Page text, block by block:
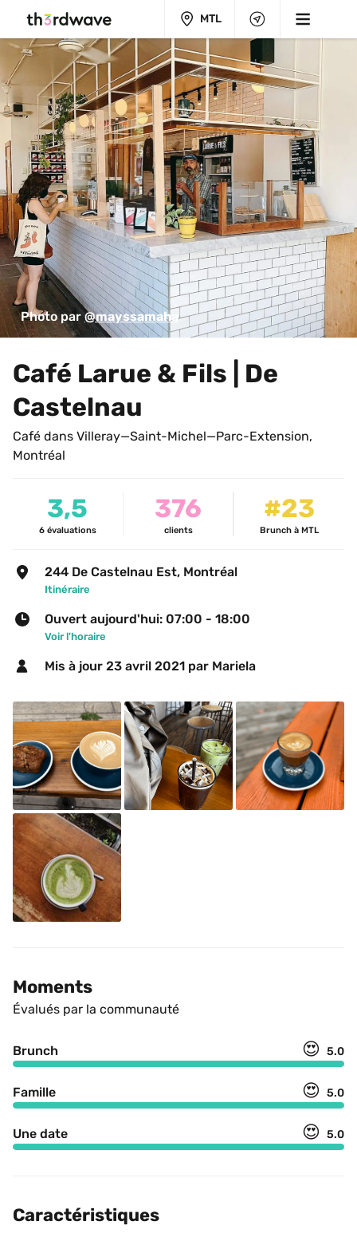
MTL
Photo par @mayssamaha
Café Larue & Fils | De
Castelnau
Café dans Villeray—Saint-Michel—Parc-Extension,
Montréal
3,5
6 évaluations
376
clients
#23
Brunch à MTL
244 De Castelnau Est, Montréal
Itinéraire
Ouvert aujourd'hui: 07:00 - 18:00
Voir l'horaire
Mis à jour 23 avril 2021 par Mariela
Moments
Évalués par la communauté
Brunch 😍 5.0
Famille 😍 5.0
Une date 😍 5.0
Caractéristiques